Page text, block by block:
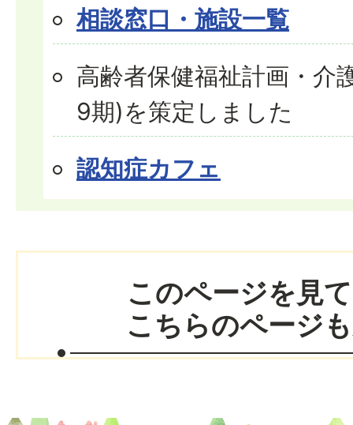
相談窓口・施設一覧
高齢者保健福祉計画・介
9期)を策定しました
認知症カフェ
このページを見
こちらのページ